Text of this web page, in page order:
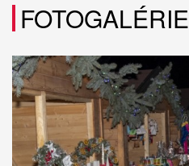
FOTOGALÉRIE